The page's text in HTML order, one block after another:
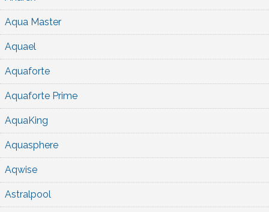
Aqua Master
Aquael
Aquaforte
Aquaforte Prime
AquaKing
Aquasphere
Aqwise
Astralpool